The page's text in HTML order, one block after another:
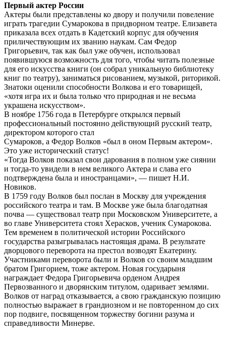
Первый актер России
Актеры были представлены ко двору и получили повеление
играть трагедии Сумарокова в придворном театре. Елизавета
приказала всех отдать в Кадетский корпус для обучения
приличествующим их званию наукам. Сам Федор
Григорьевич, так как был уже обучен, использовал
появившуюся возможность для того, чтобы читать полезные
для его искусства книги (он собрал уникальную библиотеку
книг по театру), заниматься рисованием, музыкой, риторикой.
Знатоки оценили способности Волкова и его товарищей,
«хотя игра их и была только что природная и не весьма
украшена искусством».
В ноябре 1756 года в Петербурге открылся первый
профессиональный постоянно действующий русский театр,
директором которого стал
Сумароков, а Федор Волков «был в оном Первым актером».
Это уже исторический статус!
«Тогда Волков показал свои дарования в полном уже сиянии
и тогда-то увидели в нем великого Актера и слава его
подтверждена была и иностранцами», — пишет Н.И.
Новиков.
В 1759 году Волков был послан в Москву для учреждения
российского театра и там. В Москве уже была благодатная
почва — существовал театр при Московском Университете, а
во главе Университета стоял Херасков, ученик Сумарокова.
Тем временем в политической истории Российского
государства разыгрывалась настоящая драма. В результате
дворцового переворота на престол возводят Екатерину.
Участниками переворота были и Волков со своим младшим
братом Григорием, тоже актером. Новая государыня
награждает Федора Григорьевича орденом Андрея
Первозванного и дворянским титулом, одаривает землями.
Волков от наград отказывается, а свою гражданскую позицию
полностью выражает в грандиозном и не повторенном до сих
пор подвиге, посвященном торжеству богини разума и
справедливости Минерве.